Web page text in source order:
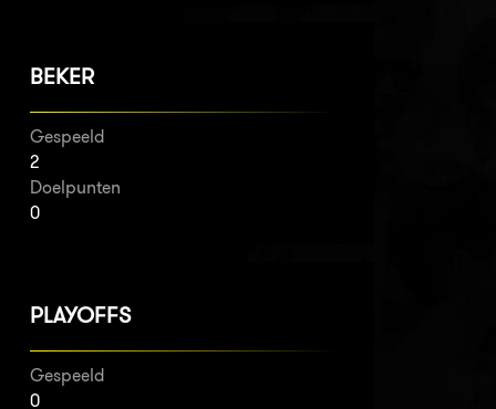
BEKER
Gespeeld
2
Doelpunten
0
PLAYOFFS
Gespeeld
0